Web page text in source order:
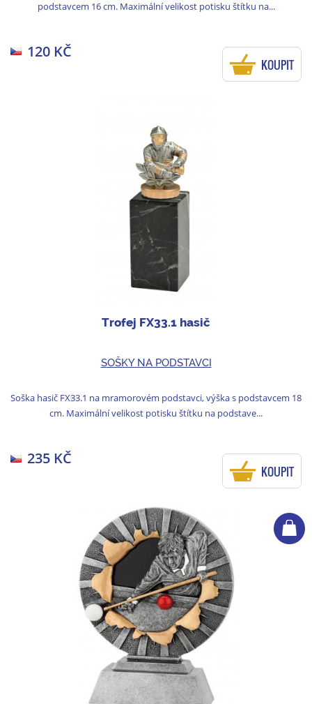
podstavcem 16 cm. Maximální velikost potisku štítku na...
120 KČ
KOUPIT
Trofej FX33.1 hasič
SOŠKY NA PODSTAVCI
Soška hasič FX33.1 na mramorovém podstavci, výška s podstavcem 18
cm. Maximální velikost potisku štítku na podstave...
235 KČ
KOUPIT